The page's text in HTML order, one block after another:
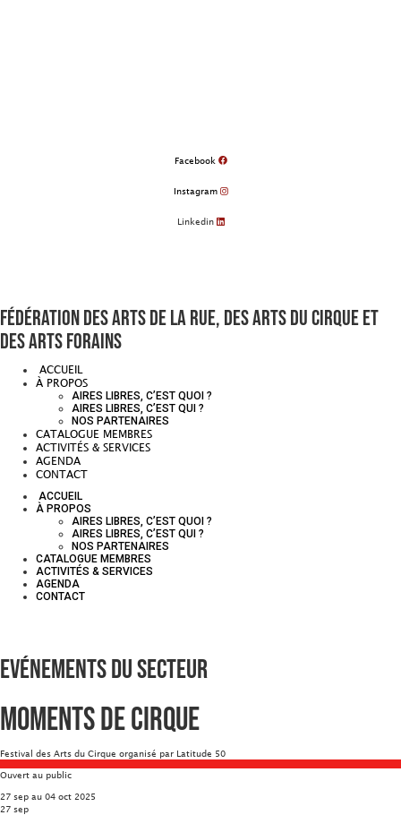
Facebook
Instagram
Linkedin
Fédération des arts de la rue, des arts du cirque et
des arts forains
ACCUEIL
À PROPOS
AIRES LIBRES, C’EST QUOI ?
AIRES LIBRES, C’EST QUI ?
NOS PARTENAIRES
CATALOGUE MEMBRES
ACTIVITÉS & SERVICES
AGENDA
CONTACT
ACCUEIL
À PROPOS
AIRES LIBRES, C’EST QUOI ?
AIRES LIBRES, C’EST QUI ?
NOS PARTENAIRES
CATALOGUE MEMBRES
ACTIVITÉS & SERVICES
AGENDA
CONTACT
Evénements du secteur
Moments de Cirque
Festival des Arts du Cirque organisé par Latitude 50
Ouvert au public
27 sep au 04 oct 2025
27 sep